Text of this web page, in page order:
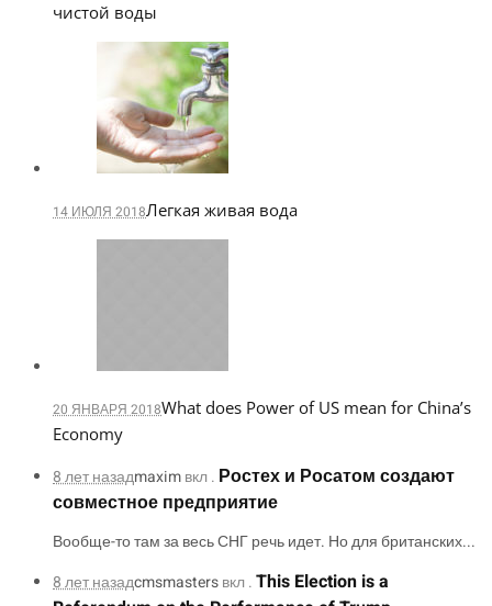
чистой воды
14 ИЮЛЯ 2018Легкая живая вода
20 ЯНВАРЯ 2018What does Power of US mean for China’s
Economy
8 лет назадmaximвкл . Ростех и Росатом создают
совместное предприятие
Вообще-то там за весь СНГ речь идет. Но для британских...
8 лет назадcmsmastersвкл .This Election is a